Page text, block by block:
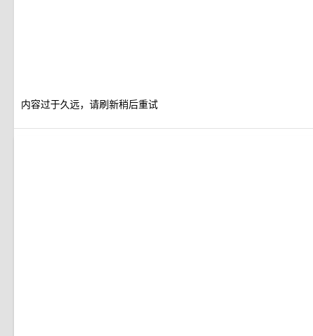
内容过于久远，请刷新稍后重试